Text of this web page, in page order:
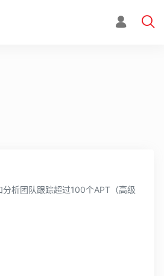
析团队跟踪超过100个APT（高级